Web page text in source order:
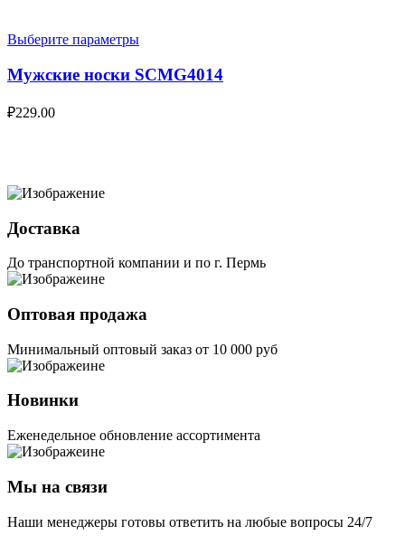
Выберите параметры
Мужские носки SCMG4014
₽229.00
Доставка
До транспортной компании и по г. Пермь
Оптовая продажа
Минимальный оптовый заказ от 10 000 руб
Новинки
Еженедельное обновление ассортимента
Мы на связи
Наши менеджеры готовы ответить на любые вопросы 24/7